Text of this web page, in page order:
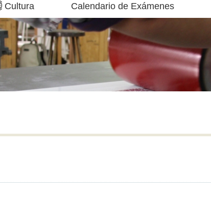
Cultura
Calendario de Exámenes